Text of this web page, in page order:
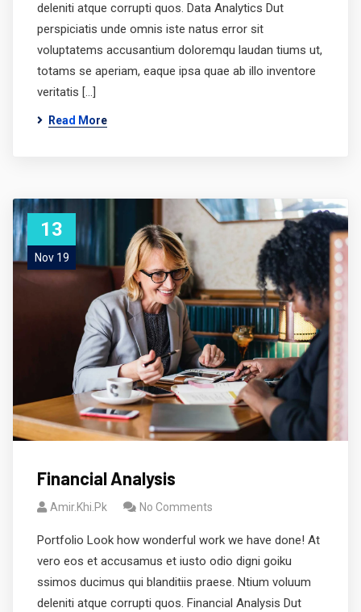
deleniti atque corrupti quos. Data Analytics Dut
perspiciatis unde omnis iste natus error sit
voluptatems accusantium doloremqu laudan tiums ut,
totams se aperiam, eaque ipsa quae ab illo inventore
veritatis […]
Read More
13
Nov 19
Financial Analysis
Amir.khi.pk No Comments
Portfolio Look how wonderful work we have done! At
vero eos et accusamus et iusto odio digni goiku
ssimos ducimus qui blanditiis praese. Ntium voluum
deleniti atque corrupti quos. Financial Analysis Dut